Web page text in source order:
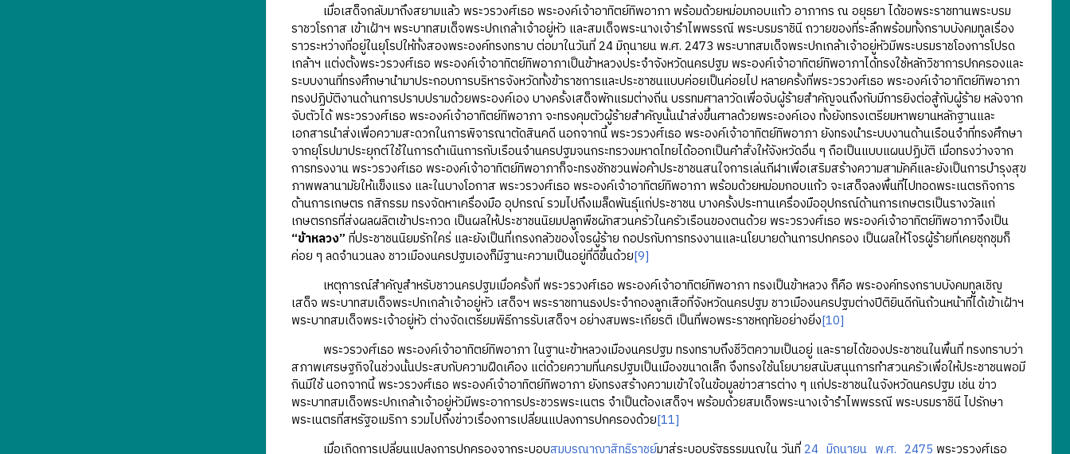
เมื่อเสด็จกลับมาถึงสยามแล้ว พระวรวงศ์เธอ พระองค์เจ้าอาทิตย์ทิพอาภา พร้อมด้วยหม่อมกอบแก้ว อาภากร ณ อยุธยา ได้ขอพระราชทานพระบรม
ราชวโรกาส เข้าเฝ้าฯ พระบาทสมเด็จพระปกเกล้าเจ้าอยู่หัว และสมเด็จพระนางเจ้ารำไพพรรณี พระบรมราชินี ถวายของที่ระลึกพร้อมทั้งกราบบังคมทูลเรื่อง
ราวระหว่างที่อยู่ในยุโรปให้ทั้งสองพระองค์ทรงทราบ ต่อมาในวันที่ 24 มิถุนายน พ.ศ. 2473 พระบาทสมเด็จพระปกเกล้าเจ้าอยู่หัวมีพระบรมราชโองการโปรด
เกล้าฯ แต่งตั้งพระวรวงศ์เธอ พระองค์เจ้าอาทิตย์ทิพอาภาเป็นข้าหลวงประจำจังหวัดนครปฐม พระองค์เจ้าอาทิตย์ทิพอาภาได้ทรงใช้หลักวิชาการปกครองและ
ระบบงานที่ทรงศึกษานำมาประกอบการบริหารจังหวัดทั้งข้าราชการและประชาชนแบบค่อยเป็นค่อยไป หลายครั้งที่พระวรวงศ์เธอ พระองค์เจ้าอาทิตย์ทิพอาภา
ทรงปฏิบัติงานด้านการปราบปรามด้วยพระองค์เอง บางครั้งเสด็จพักแรมต่างถิ่น บรรทมศาลาวัดเพื่อจับผู้ร้ายสำคัญจนถึงกับมีการยิงต่อสู้กับผู้ร้าย หลังจาก
จับตัวได้ พระวรวงศ์เธอ พระองค์เจ้าอาทิตย์ทิพอาภา จะทรงคุมตัวผู้ร้ายสำคัญนั้นนำส่งขึ้นศาลด้วยพระองค์เอง ทั้งยังทรงเตรียมหาพยานหลักฐานและ
เอกสารนำส่งเพื่อความสะดวกในการพิจารณาตัดสินคดี นอกจากนี้ พระวรวงศ์เธอ พระองค์เจ้าอาทิตย์ทิพอาภา ยังทรงนำระบบงานด้านเรือนจำที่ทรงศึกษา
จากยุโรปมาประยุกต์ใช้ในการดำเนินการกับเรือนจำนครปฐมจนกระทรวงมหาดไทยได้ออกเป็นคำสั่งให้จังหวัดอื่น ๆ ถือเป็นแบบแผนปฏิบัติ เมื่อทรงว่างจาก
การทรงงาน พระวรวงศ์เธอ พระองค์เจ้าอาทิตย์ทิพอาภาก็จะทรงชักชวนพ่อค้าประชาชนสนใจการเล่นกีฬาเพื่อเสริมสร้างความสามัคคีและยังเป็นการบำรุงสุข
ภาพพลานามัยให้แข็งแรง และในบางโอกาส พระวรวงศ์เธอ พระองค์เจ้าอาทิตย์ทิพอาภา พร้อมด้วยหม่อมกอบแก้ว จะเสด็จลงพื้นที่ไปทอดพระเนตรกิจการ
ด้านการเกษตร กสิกรรม ทรงจัดหาเครื่องมือ อุปกรณ์ รวมไปถึงเมล็ดพันธุ์แก่ประชาชน บางครั้งประทานเครื่องมืออุปกรณ์ด้านการเกษตรเป็นรางวัลแก่
เกษตรกรที่ส่งผลผลิตเข้าประกวด เป็นผลให้ประชาชนนิยมปลูกพืชผักสวนครัวในครัวเรือนของตนด้วย พระวรวงศ์เธอ พระองค์เจ้าอาทิตย์ทิพอาภาจึงเป็น
“ข้าหลวง” ที่ประชาชนนิยมรักใคร่ และยังเป็นที่เกรงกลัวของโจรผู้ร้าย กอปรกับการทรงงานและนโยบายด้านการปกครอง เป็นผลให้โจรผู้ร้ายที่เคยชุกชุมก็
ค่อย ๆ ลดจำนวนลง ชาวเมืองนครปฐมเองก็มีฐานะความเป็นอยู่ที่ดีขึ้นด้วย[9]
เหตุการณ์สำคัญสำหรับชาวนครปฐมเมื่อครั้งที่ พระวรวงศ์เธอ พระองค์เจ้าอาทิตย์ทิพอาภา ทรงเป็นข้าหลวง ก็คือ พระองค์ทรงกราบบังคมทูลเชิญ
เสด็จ พระบาทสมเด็จพระปกเกล้าเจ้าอยู่หัว เสด็จฯ พระราชทานธงประจำกองลูกเสือที่จังหวัดนครปฐม ชาวเมืองนครปฐมต่างปีติยินดีกันถ้วนหน้าที่ได้เข้าเฝ้าฯ
พระบาทสมเด็จพระเจ้าอยู่หัว ต่างจัดเตรียมพิธีการรับเสด็จฯ อย่างสมพระเกียรติ เป็นที่พอพระราชหฤทัยอย่างยิ่ง[10]
พระวรวงศ์เธอ พระองค์เจ้าอาทิตย์ทิพอาภา ในฐานะข้าหลวงเมืองนครปฐม ทรงทราบถึงชีวิตความเป็นอยู่ และรายได้ของประชาชนในพื้นที่ ทรงทราบว่า
สภาพเศรษฐกิจในช่วงนั้นประสบกับความฝืดเคือง แต่ด้วยความที่นครปฐมเป็นเมืองขนาดเล็ก จึงทรงใช้นโยบายสนับสนุนการทำสวนครัวเพื่อให้ประชาชนพอมี
กินมีใช้ นอกจากนี้ พระวรวงศ์เธอ พระองค์เจ้าอาทิตย์ทิพอาภา ยังทรงสร้างความเข้าใจในข้อมูลข่าวสารต่าง ๆ แก่ประชาชนในจังหวัดนครปฐม เช่น ข่าว
พระบาทสมเด็จพระปกเกล้าเจ้าอยู่หัวมีพระอาการประชวรพระเนตร จำเป็นต้องเสด็จฯ พร้อมด้วยสมเด็จพระนางเจ้ารำไพพรรณี พระบรมราชินี ไปรักษา
พระเนตรที่สหรัฐอเมริกา รวมไปถึงข่าวเรื่องการเปลี่ยนแปลงการปกครองด้วย[11]
เมื่อเกิดการเปลี่ยนแปลงการปกครองจากระบอบสมบูรณาญาสิทธิราชย์มาสู่ระบอบรัฐธรรมนูญใน วันที่ 24_มิถุนายน_พ.ศ._2475 พระวรวงศ์เธอ